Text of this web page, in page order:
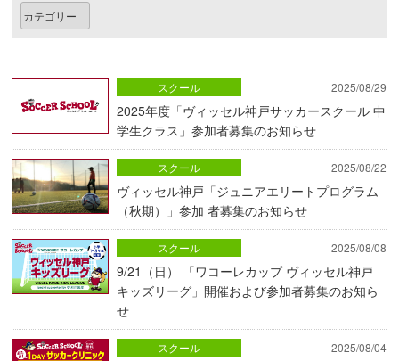
2025/08/29
2025年度「ヴィッセル神戸サッカースクール 中
学生クラス」参加者募集のお知らせ
スクール
2025/08/22
ヴィッセル神戸「ジュニアエリートプログラム
（秋期）」参加 者募集のお知らせ
スクール
2025/08/08
9/21（日） 「ワコーレカップ ヴィッセル神戸
キッズリーグ」開催および参加者募集のお知ら
せ
スクール
2025/08/04
スクール